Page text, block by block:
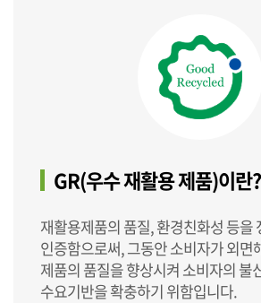
GR(우수 재활용 제품)이란?
재활용제품의 품질, 환경친화성 등을
인증함으로써, 그동안 소비자가 외면
제품의 품질을 향상시켜 소비자의 불
수요기반을 확충하기 위함입니다.